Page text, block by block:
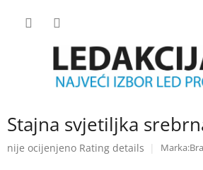
Stajna svjetiljka
The
nije ocijenjeno Rating details